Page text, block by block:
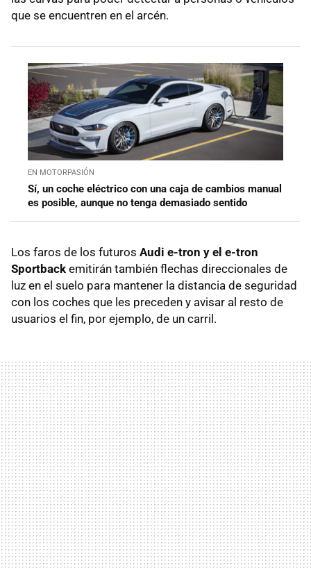
que se encuentren en el arcén.
EN MOTORPASIÓN
Sí, un coche eléctrico con una caja de cambios manual
es posible, aunque no tenga demasiado sentido
Los faros de los futuros Audi e-tron y el e-tron
Sportback emitirán también flechas direccionales de
luz en el suelo para mantener la distancia de seguridad
con los coches que les preceden y avisar al resto de
usuarios el fin, por ejemplo, de un carril.